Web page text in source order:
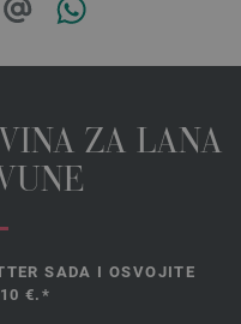
ZA LANA
SADA I OSVOJITE
€.*